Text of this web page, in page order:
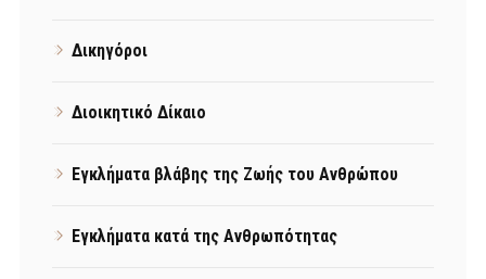
Δικηγόροι
Διοικητικό Δίκαιο
Εγκλήματα βλάβης της Ζωής του Ανθρώπου
Εγκλήματα κατά της Ανθρωπότητας